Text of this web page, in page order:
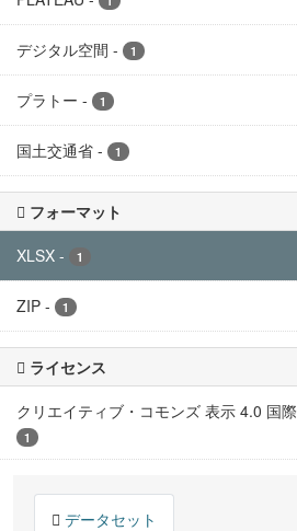
デジタル空間 - 1
プラトー - 1
国土交通省 - 1
フォーマット
XLSX - 1
ZIP - 1
ライセンス
クリエイティブ・コモンズ 表示 4.0 国際
1
データセット